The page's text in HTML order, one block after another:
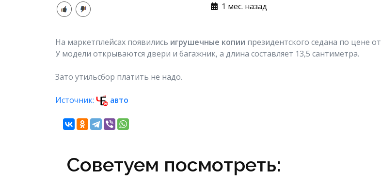
1 мес. назад
На маркетплейсах появились игрушечные копии президентского седана по цене от
У модели открываются двери и багажник, а длина составляет 13,5 сантиметра.
Зато утильсбор платить не надо.
Источник: авто
Советуем посмотреть: